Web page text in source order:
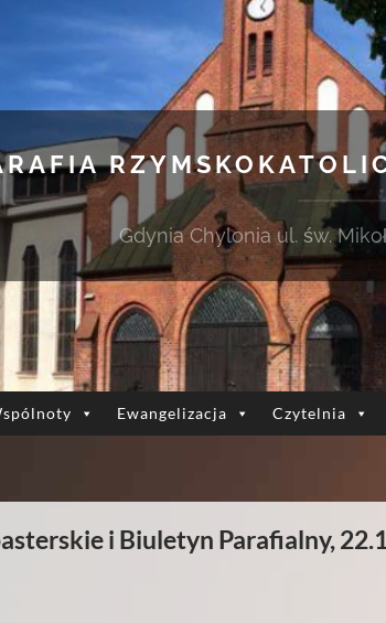
Gdynia Chylonia ul. św.
Ewangelizacja Czytelnia
i Biuletyn Parafialny,